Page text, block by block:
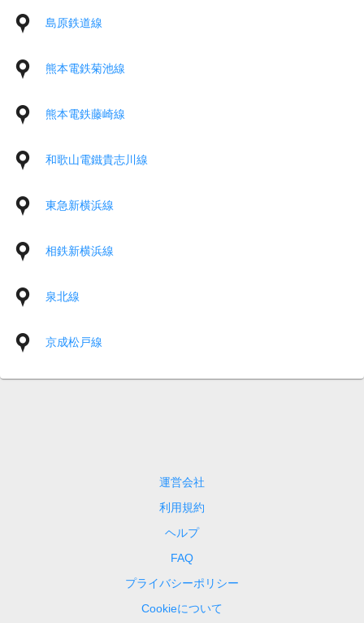
島原鉄道線
熊本電鉄菊池線
熊本電鉄藤崎線
和歌山電鐵貴志川線
東急新横浜線
相鉄新横浜線
泉北線
京成松戸線
運営会社
利用規約
ヘルプ
FAQ
プライバシーポリシー
Cookieについて